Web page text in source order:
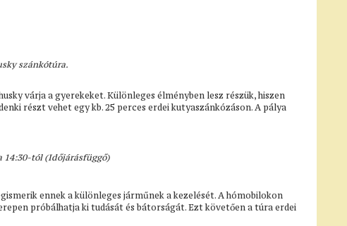
szánkótúra.
várja a gyerekeket. Különleges élményben lesz részük, hiszen
részt vehet egy kb. 25 perces erdei kutyaszánkózáson. A pálya
14:30-tól (Időjárásfüggő)
ennek a különleges járműnek a kezelését. A hómobilokon
próbálhatja ki tudását és bátorságát. Ezt követően a túra erdei